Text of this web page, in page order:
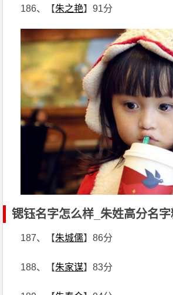
186、【朱之艳】91分
锶钰名字怎么样_朱姓高分名
187、【朱城儒】86分
188、【朱家谋】83分